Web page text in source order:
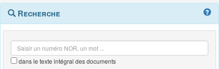
Navigation
outils
Menu
contextuel
Recherche
dans le texte intégral des documents